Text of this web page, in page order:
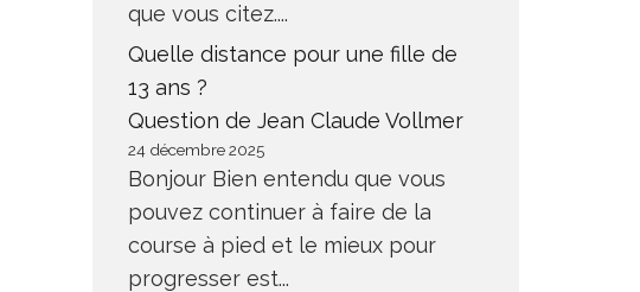
que vous citez....
Quelle distance pour une fille de
13 ans ?
Question de Jean Claude Vollmer
24 décembre 2025
Bonjour Bien entendu que vous
pouvez continuer à faire de la
course à pied et le mieux pour
progresser est...